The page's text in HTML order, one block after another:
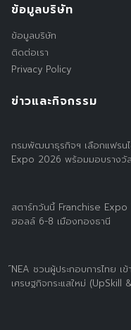
Search
ข้อมูลบริษัท
ข้อมูลบริษัท
ติดต่อเรา
Privacy Policy
ข่าวและกิจกรรม
กรมพัฒนาธุรกิจฯ เลือกแฟรน
Expo 2026 พร้อมมอบรางวั
สตาร์ทวันนี้ Franchise
ฮอลล์ 6-8 เมืองทองธานี
NEA ชวนผู้ประกอบการไทย เ
เศรษฐกิจกระแสใหม่ (UpSkill